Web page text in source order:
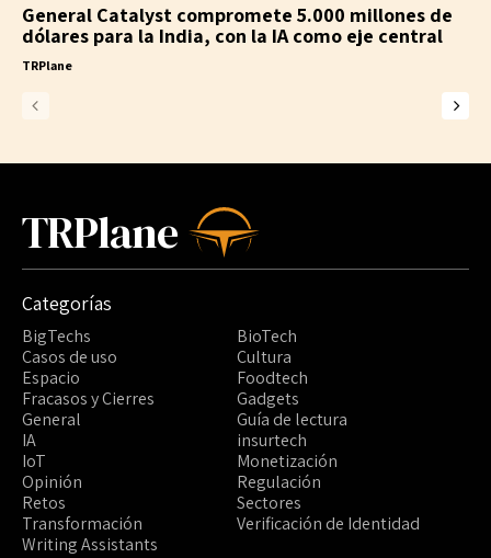
General Catalyst compromete 5.000 millones de
dólares para la India, con la IA como eje central
TRPlane
TRPlane
Categorías
BigTechs
BioTech
Casos de uso
Cultura
Espacio
Foodtech
Fracasos y Cierres
Gadgets
General
Guía de lectura
IA
insurtech
IoT
Monetización
Opinión
Regulación
Retos
Sectores
Transformación
Verificación de Identidad
Writing Assistants